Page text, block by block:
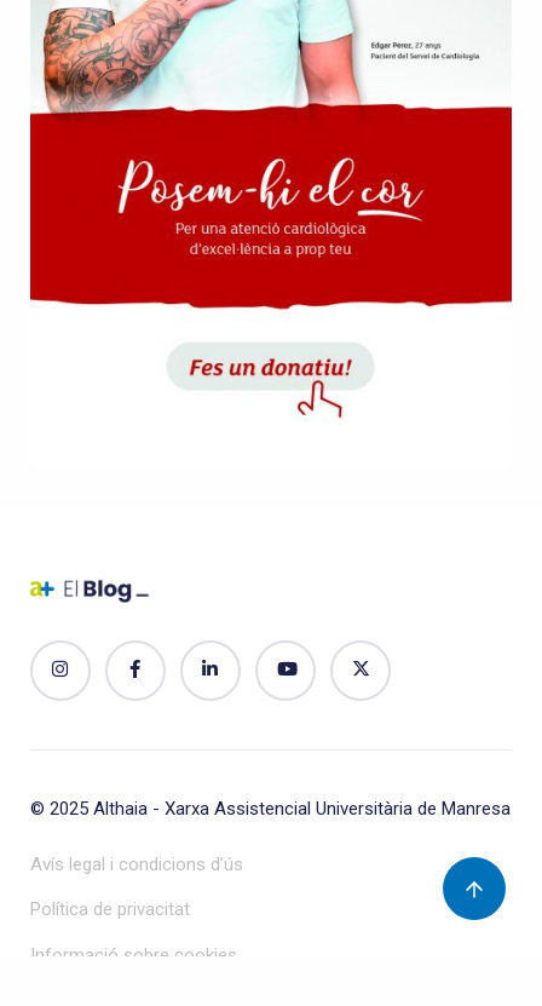
© 2025 Althaia - Xarxa Assistencial Universitària de Manresa
Avís legal i condicions d’ús
Política de privacitat
Informació sobre cookies